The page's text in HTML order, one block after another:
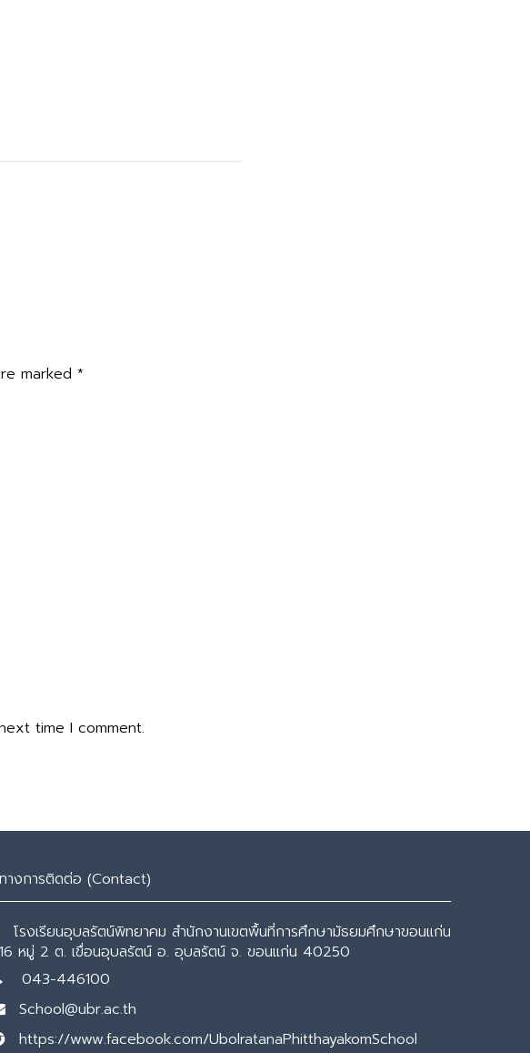
marked *
time I comment.
างการติดต่อ (Contact)
โรงเรียนอุบลรัตน์พิทยาคม สำนักงานเขตพื้นที่การศึกษามัธยมศึกษาขอนแก่น
หมู่ 2 ต. เขื่อนอุบลรัตน์ อ. อุบลรัตน์ จ. ขอนแก่น 40250
043-446100
School@ubr.ac.th
https://www.facebook.com/UbolratanaPhitthayakomSchool